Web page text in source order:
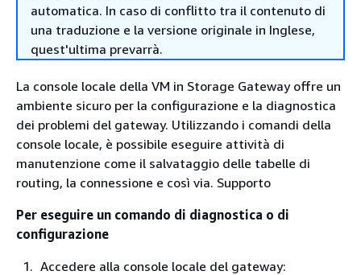
automatica. In caso di conflitto tra il contenuto di
una traduzione e la versione originale in Inglese,
quest'ultima prevarrà.
La console locale della VM in Storage Gateway offre un
ambiente sicuro per la configurazione e la diagnostica
dei problemi del gateway. Utilizzando i comandi della
console locale, è possibile eseguire attività di
manutenzione come il salvataggio delle tabelle di
routing, la connessione e così via. Supporto
Per eseguire un comando di diagnostica o di
configurazione
Accedere alla console locale del gateway: